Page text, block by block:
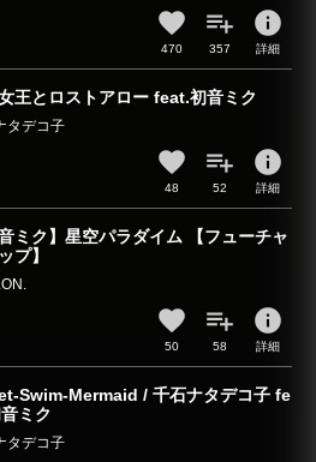
470 357
info
詳細
王とロストアロー feat.初音ミク
タデコ子
48 52
info
詳細
音ミク】星空パラダイム 【フューチャ
プ】
50 58
info
詳細
Swim-Mermaid / 千石ナタデコ子 fe
ミク
タデコ子